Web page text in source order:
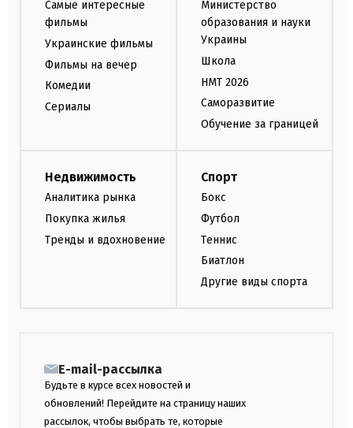
Самые интересные
фильмы
Украинские фильмы
Фильмы на вечер
Комедии
Сериалы
Министерство
образования и науки
Украины
Школа
НМТ 2026
Саморазвитие
Обучение за границей
Недвижимость
Аналитика рынка
Покупка жилья
Тренды и вдохновение
Спорт
Бокс
Футбол
Теннис
Биатлон
Другие виды спорта
E-mail-рассылка
Будьте в курсе всех новостей и
обновлений! Перейдите на страницу наших
рассылок, чтобы выбрать те, которые